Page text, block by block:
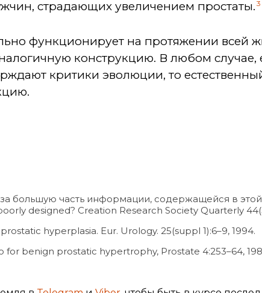
страдающих увеличением простаты. 3
функционирует на протяжении всей
конструкцию. В любом случае,
критики эволюции, то
за большую часть информации, содержащейся в этой
designed? Creation Research Society Quarterly
hyperplasia. Eur. Urology. 25(suppl 1):6–9, 1994.
for benign prostatic hypertrophy, Prostate 4:253–64,